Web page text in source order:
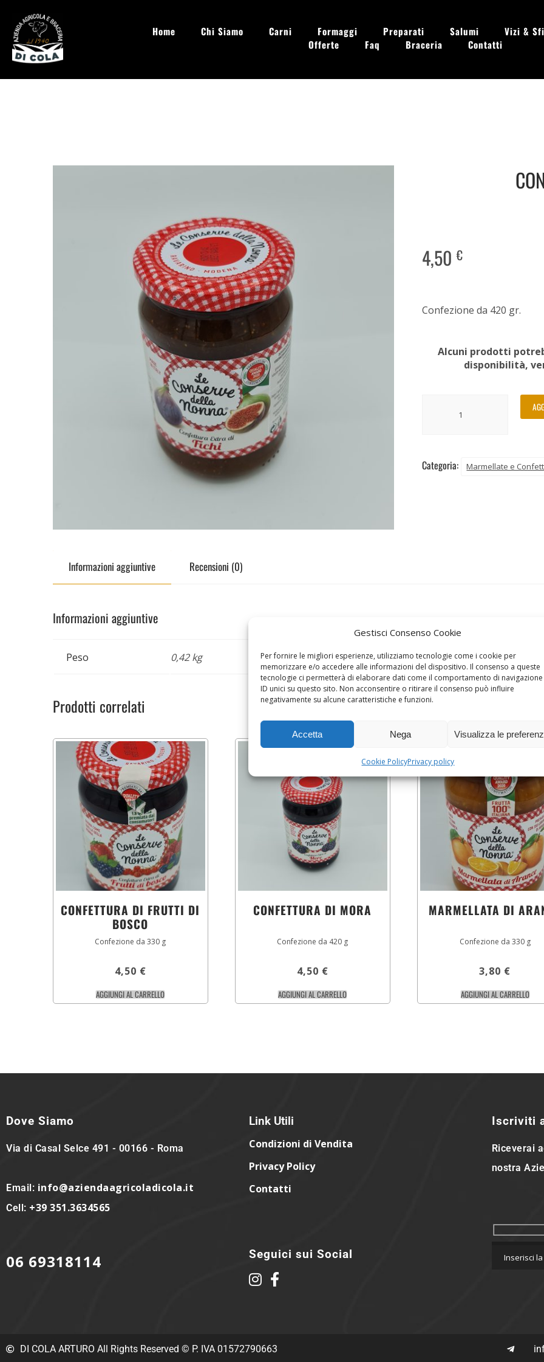
Gestisci Consenso Cookie
Per fornire le migliori esperienze, utilizziamo tecnologie come i cookie per
memorizzare e/o accedere alle informazioni del dispositivo. Il consenso a queste
tecnologie ci permetterà di elaborare dati come il comportamento di
ID unici su questo sito. Non acconsentire o ritirare il consenso può influire
negativamente su alcune caratteristiche e funzioni.
Accetta Nega Visualizza le
Cookie PolicyPrivacy policy
Home Chi Siamo Carni Formaggi Preparati Salumi
Vizi &
Offerte
Faq Braceria Contatti
4,50€
Confezione da 420 gr.
Alcuni prodotti
disponibilità,
Categoria: Marmellate e
Informazioni aggiuntive Recensioni (0)
Informazioni aggiuntive
Peso 0,42 kg
Prodotti correlati
CONFETTURA DI FRUTTI DI
BOSCO
Confezione da 330 g
4,50 €
AGGIUNGI AL CARRELLO
CONFETTURA DI MORA
Confezione da 420 g
4,50 €
AGGIUNGI AL CARRELLO
MARMELLATA DI
Confezione da 330 g
3,80 €
AGGIUNGI AL CARRELLO
Dove Siamo
Via di Casal Selce 491 - 00166 - Roma
Email: info@aziendaagricoladicola.it
Cell: +39 351.3634565
06 69318114
Link Utili
Condizioni di Vendita
Privacy Policy
Contatti
Seguici sui Social
Iscriviti
Riceverai
nostra
DI COLA ARTURO All Rights Reserved © P. IVA 01572790663